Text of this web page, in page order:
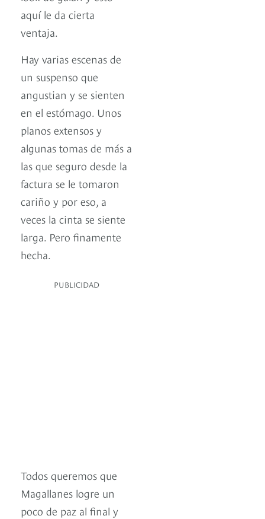
aquí le da cierta
ventaja.
Hay varias escenas de
un suspenso que
angustian y se sienten
en el estómago. Unos
planos extensos y
algunas tomas de más a
las que seguro desde la
factura se le tomaron
cariño y por eso, a
veces la cinta se siente
larga. Pero finamente
hecha.
PUBLICIDAD
Todos queremos que
Magallanes logre un
poco de paz al final y